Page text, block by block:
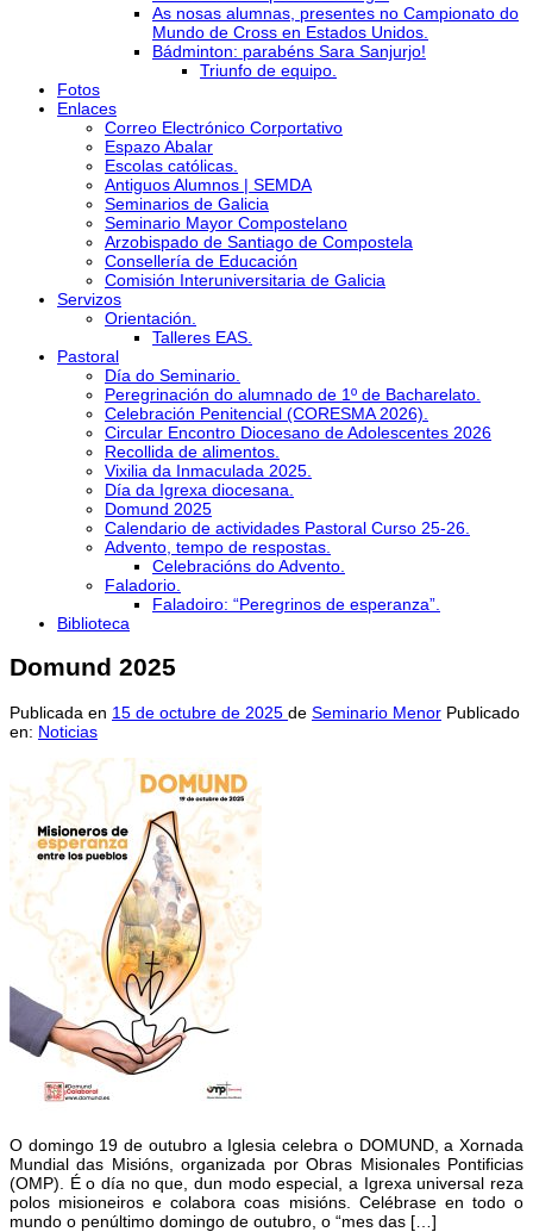
As nosas alumnas, presentes no Campionato do
Mundo de Cross en Estados Unidos.
Bádminton: parabéns Sara Sanjurjo!
Triunfo de equipo.
Fotos
Enlaces
Correo Electrónico Corportativo
Espazo Abalar
Escolas católicas.
Antiguos Alumnos | SEMDA
Seminarios de Galicia
Seminario Mayor Compostelano
Arzobispado de Santiago de Compostela
Consellería de Educación
Comisión Interuniversitaria de Galicia
Servizos
Orientación.
Talleres EAS.
Pastoral
Día do Seminario.
Peregrinación do alumnado de 1º de Bacharelato.
Celebración Penitencial (CORESMA 2026).
Circular Encontro Diocesano de Adolescentes 2026
Recollida de alimentos.
Vixilia da Inmaculada 2025.
Día da Igrexa diocesana.
Domund 2025
Calendario de actividades Pastoral Curso 25-26.
Advento, tempo de respostas.
Celebracións do Advento.
Faladorio.
Faladoiro: “Peregrinos de esperanza”.
Biblioteca
Domund 2025
Publicada en 15 de octubre de 2025 de Seminario Menor Publicado
en: Noticias
O domingo 19 de outubro a Iglesia celebra o DOMUND, a Xornada
Mundial das Misións, organizada por Obras Misionales Pontificias
(OMP). É o día no que, dun modo especial, a Igrexa universal reza
polos misioneiros e colabora coas misións. Celébrase en todo o
mundo o penúltimo domingo de outubro, o “mes das […]